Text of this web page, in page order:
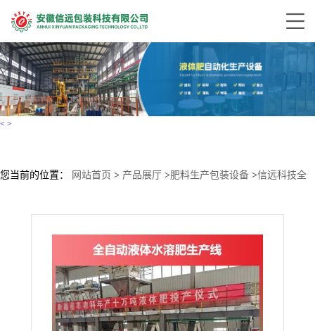
< >
您当前的位置： 网站首页 > 产品展厅 >肥料生产包装设备 >信远科技全